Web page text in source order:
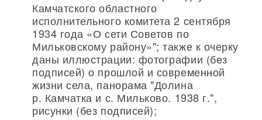
Камчатского областного
исполнительного комитета 2 сентября
1934 года «О сети Советов по
Мильковскому району»"; также к очерку
даны иллюстрации: фотографии (без
подписей) о прошлой и современной
жизни села, панорама "Долина
р. Камчатка и с. Мильково. 1938 г.",
рисунки (без подписей);